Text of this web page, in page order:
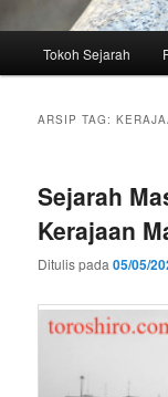
Tokoh Sejarah
ARSIP TAG:
Sejarah
Kerajaan
Ditulis pada05/05/